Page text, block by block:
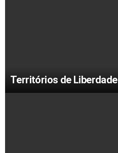
Territórios de Liberdade